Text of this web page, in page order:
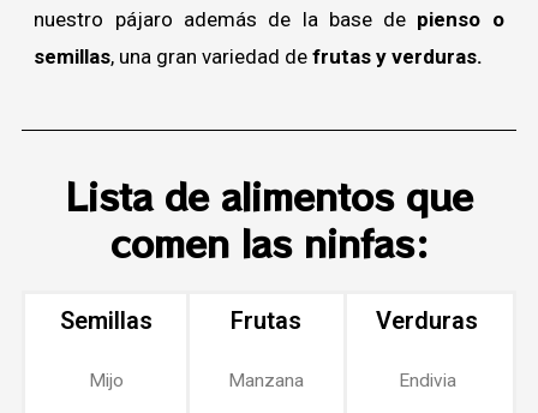
nuestro pájaro además de la base de pienso o
semillas, una gran variedad defrutas y verduras.
Lista de alimentos que
comen las ninfas:
Semillas
Mijo
Frutas
Manzana
Verduras
Endivia